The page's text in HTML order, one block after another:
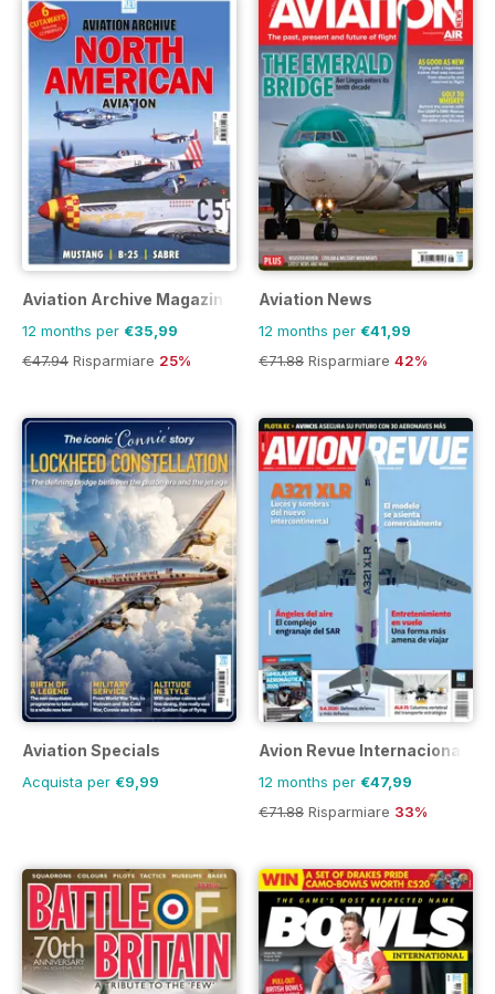
Aviation Archive Magazine
12 months per €35,99
€47.94 Risparmiare 25%
Aviation News
12 months per €41,99
€71.88 Risparmiare 42%
Aviation Specials
Acquista per €9,99
Avion Revue Internacional
12 months per €47,99
€71.88 Risparmiare 33%